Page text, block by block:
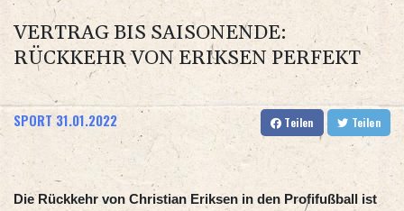
VERTRAG BIS SAISONENDE:
RÜCKKEHR VON ERIKSEN PERFEKT
SPORT 31.01.2022 Teilen Teilen
Die Rückkehr von Christian Eriksen in den Profifußball ist